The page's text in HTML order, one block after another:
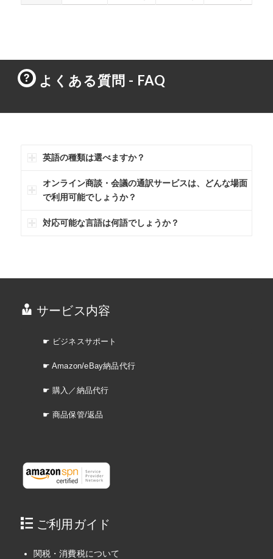
よくある質問 - FAQ
英語の種類は選べますか？
オンライン商談・会議の通訳サービスは、どんな場面
で利用可能でしょうか？
対応可能な言語は何語でしょうか？
サービス内容
☛ ビジネスサポート
☛ Amazon/eBay納品代行
☛ 購入／納品代行
☛ 商品保管/返品
ご利用ガイド
関税・消費税について